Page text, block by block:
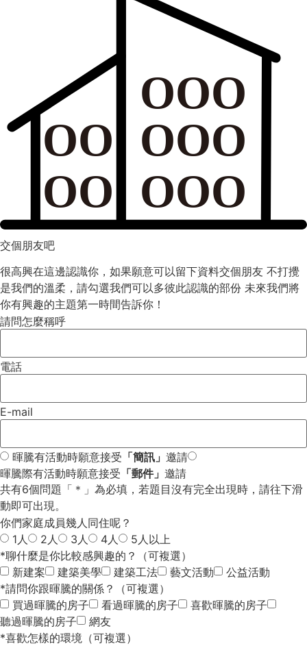
OOO
OOO
OOO
OO
OO
交個朋友吧
很高興在這邊認識你，如果願意可以留下資料交個朋友 不打攪
是我們的溫柔，請勾選我們可以多彼此認識的部份 未來我們將
你有興趣的主題第一時間告訴你！
請問怎麼稱呼
電話
E-mail
暉騰有活動時願意接受 「簡訊」 邀請
暉騰際有活動時願意接受 「郵件」 邀請
共有6個問題「＊」為必填，若題目沒有完全出現時，請往下滑
動即可出現。
你們家庭成員幾人同住呢？
1人
2人 3人 4人
5人以上
*聊什麼是你比較感興趣的？（可複選）
新建案
建築美學 建築工法 藝文活動
公益活動
*請問你跟暉騰的關係？（可複選）
買過暉騰的房子
看過暉騰的房子
喜歡暉騰的房子
聽過暉騰的房子
網友
*喜歡怎樣的環境（可複選）